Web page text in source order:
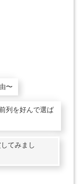
〜
列を好んで選ば
てみまし